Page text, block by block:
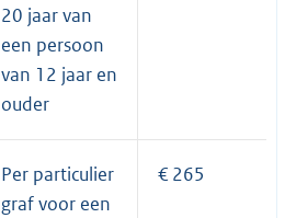
20 jaar van
een persoon
van 12 jaar en
ouder
Per particulier
graf voor een
€ 265